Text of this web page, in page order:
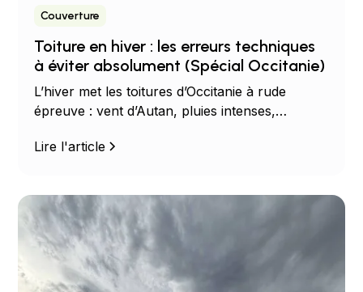
Couverture
Toiture en hiver : les erreurs techniques
à éviter absolument (Spécial Occitanie)
L’hiver met les toitures d’Occitanie à rude
épreuve : vent d’Autan, pluies intenses,
les erreurs techniques à éviter absolument
étanchéité, ventilation et diagnostic
professionnel.
Lire l'article